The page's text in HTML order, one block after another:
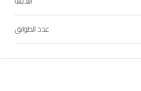
عدد الطوابق